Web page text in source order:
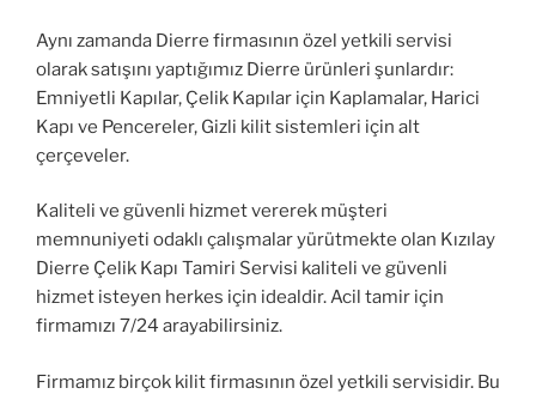
Aynı zamanda Dierre firmasının özel yetkili servisi
olarak satışını yaptığımız Dierre ürünleri şunlardır:
Emniyetli Kapılar, Çelik Kapılar için Kaplamalar, Harici
Kapı ve Pencereler, Gizli kilit sistemleri için alt
çerçeveler.
Kaliteli ve güvenli hizmet vererek müşteri
memnuniyeti odaklı çalışmalar yürütmekte olan Kızılay
Dierre Çelik Kapı Tamiri Servisi kaliteli ve güvenli
hizmet isteyen herkes için idealdir. Acil tamir için
firmamızı 7/24 arayabilirsiniz.
Firmamız birçok kilit firmasının özel yetkili servisidir. Bu